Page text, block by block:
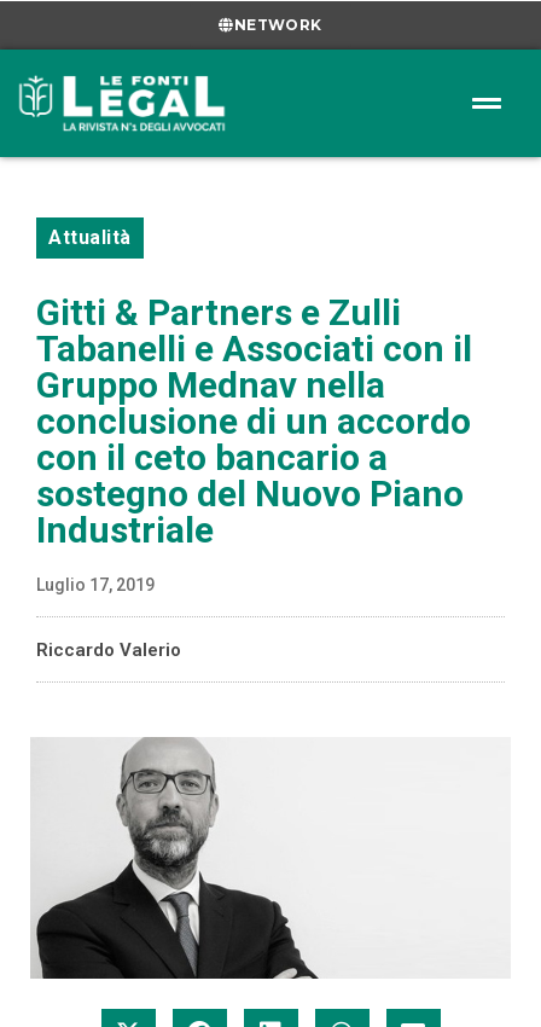
NETWORK
Attualità
Gitti & Partners e Zulli
Tabanelli e Associati con il
Gruppo Mednav nella
conclusione di un accordo
con il ceto bancario a
sostegno del Nuovo Piano
Industriale
Luglio 17, 2019
Riccardo Valerio